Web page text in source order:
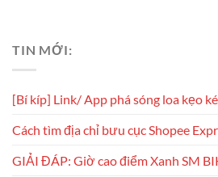
TIN MỚI:
[Bí kíp] Link/ App phá sóng loa kẹo
Cách tìm địa chỉ bưu cục Shopee
GIẢI ĐÁP: Giờ cao điểm Xanh SM